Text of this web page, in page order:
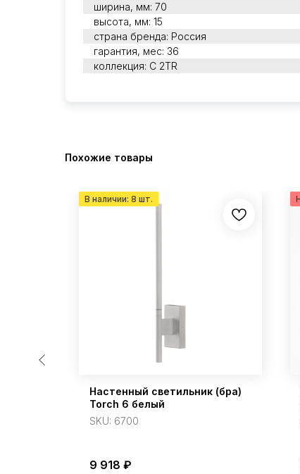
ширина, мм: 70
высота, мм: 15
страна бренда: Россия
гарантия, мес: 36
коллекция: C 2TR
Похожие товары
Настенный светильник (бра)
Torch 6 белый
SKU: 6700
9 918 ₽